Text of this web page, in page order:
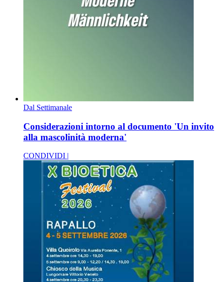
Dal Settimanale
Considerazioni intorno al documento 'Un invito
alla mascolinità moderna'
CONDIVIDI |